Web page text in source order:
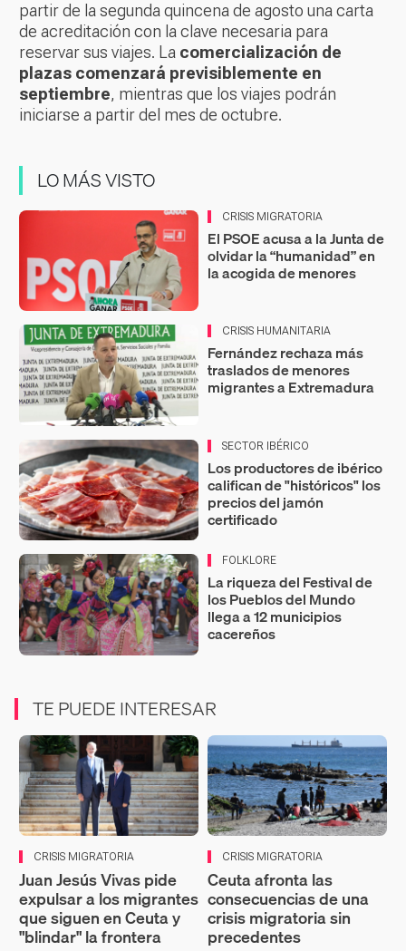
partir de la segunda quincena de agosto una carta
de acreditación con la clave necesaria para
reservar sus viajes. La comercialización de
plazas comenzará previsiblemente en
septiembre, mientras que los viajes podrán
iniciarse a partir del mes de octubre.
LO MÁS VISTO
CRISIS MIGRATORIA
El PSOE acusa a la Junta de
olvidar la “humanidad” en
la acogida de menores
CRISIS HUMANITARIA
Fernández rechaza más
traslados de menores
migrantes a Extremadura
SECTOR IBÉRICO
Los productores de ibérico
califican de "históricos" los
precios del jamón
certificado
FOLKLORE
La riqueza del Festival de
los Pueblos del Mundo
llega a 12 municipios
cacereños
TE PUEDE INTERESAR
CRISIS MIGRATORIA
Juan Jesús Vivas pide
expulsar a los migrantes
que siguen en Ceuta y
"blindar" la frontera
CRISIS MIGRATORIA
Ceuta afronta las
consecuencias de una
crisis migratoria sin
precedentes